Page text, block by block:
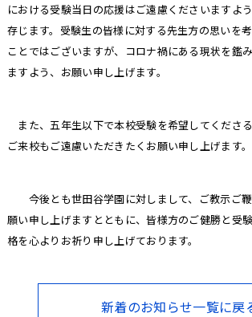
における受験当日の応援はご遠慮くださいますよ
存じます。受験生の皆様に対する先生方の思いを
ことではございますが、コロナ禍にある現状を鑑
ますよう、お願い申し上げます。
また、五年生以下で本校受験を希望してくださ
ご来校もご遠慮いただきたくお願い申し上げます。
今後とも世田谷学園に対しまして、ご教示ご
願い申し上げますとともに、皆様方のご健勝と受
格を心よりお祈り申し上げております。
新着のお知らせ一覧に戻